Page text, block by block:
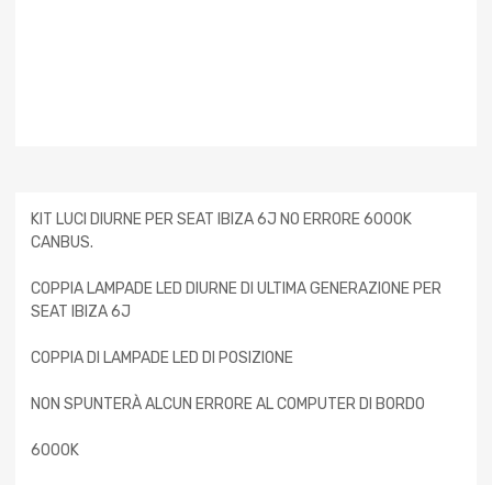
KIT LUCI DIURNE PER SEAT IBIZA 6J NO ERRORE 6000K
CANBUS.
COPPIA LAMPADE LED DIURNE DI ULTIMA GENERAZIONE PER
SEAT IBIZA 6J
COPPIA DI LAMPADE LED DI POSIZIONE
NON SPUNTERÀ ALCUN ERRORE AL COMPUTER DI BORDO
6000K